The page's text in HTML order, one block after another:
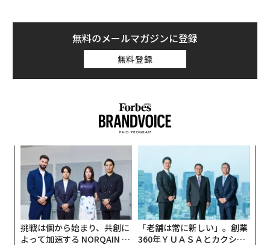
無料のメールマガジンに登録
無料登録
挑戦は個から始まり、共創に
よって加速する NORQAIN JA
「老舗は常に新しい」。創業
360年ＹＵＡＳＡとカクシン